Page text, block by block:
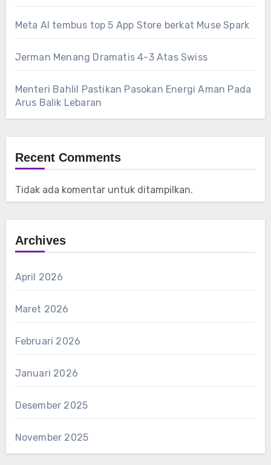
Meta AI tembus top 5 App Store berkat Muse Spark
Jerman Menang Dramatis 4-3 Atas Swiss
Menteri Bahlil Pastikan Pasokan Energi Aman Pada
Arus Balik Lebaran
Recent Comments
Tidak ada komentar untuk ditampilkan.
Archives
April 2026
Maret 2026
Februari 2026
Januari 2026
Desember 2025
November 2025